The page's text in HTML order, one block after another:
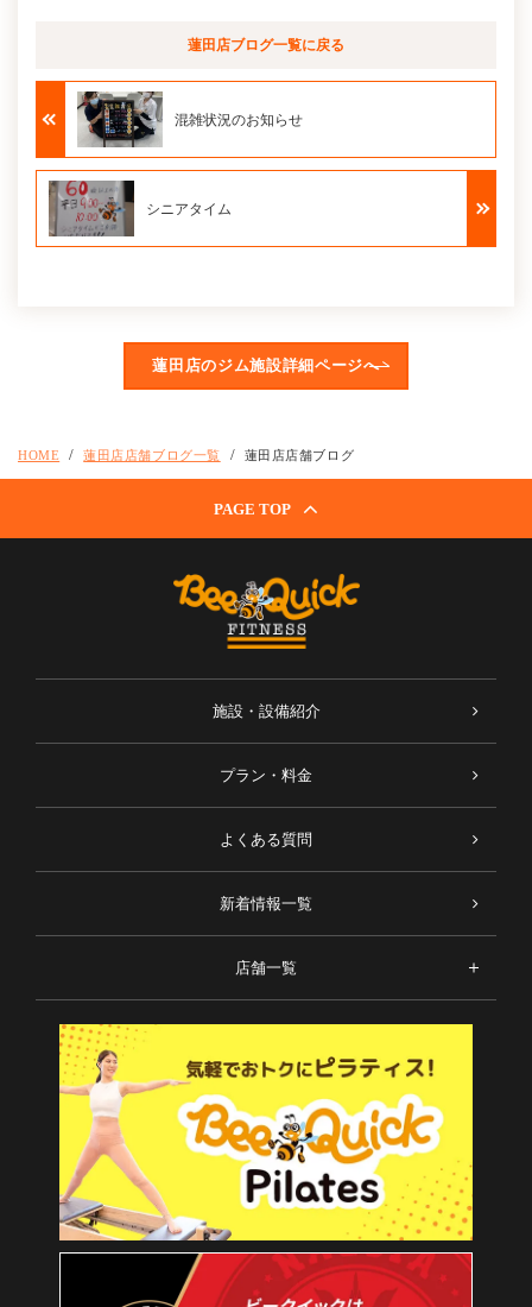
蓮田店ブログ一覧に戻る
混雑状況のお知らせ
シニアタイム
蓮田店のジム施設詳細ページへ
HOME 蓮田店店舗ブログ一覧 蓮田店店舗ブログ
PAGE TOP
施設・設備紹介
プラン・料金
よくある質問
新着情報一覧
店舗一覧